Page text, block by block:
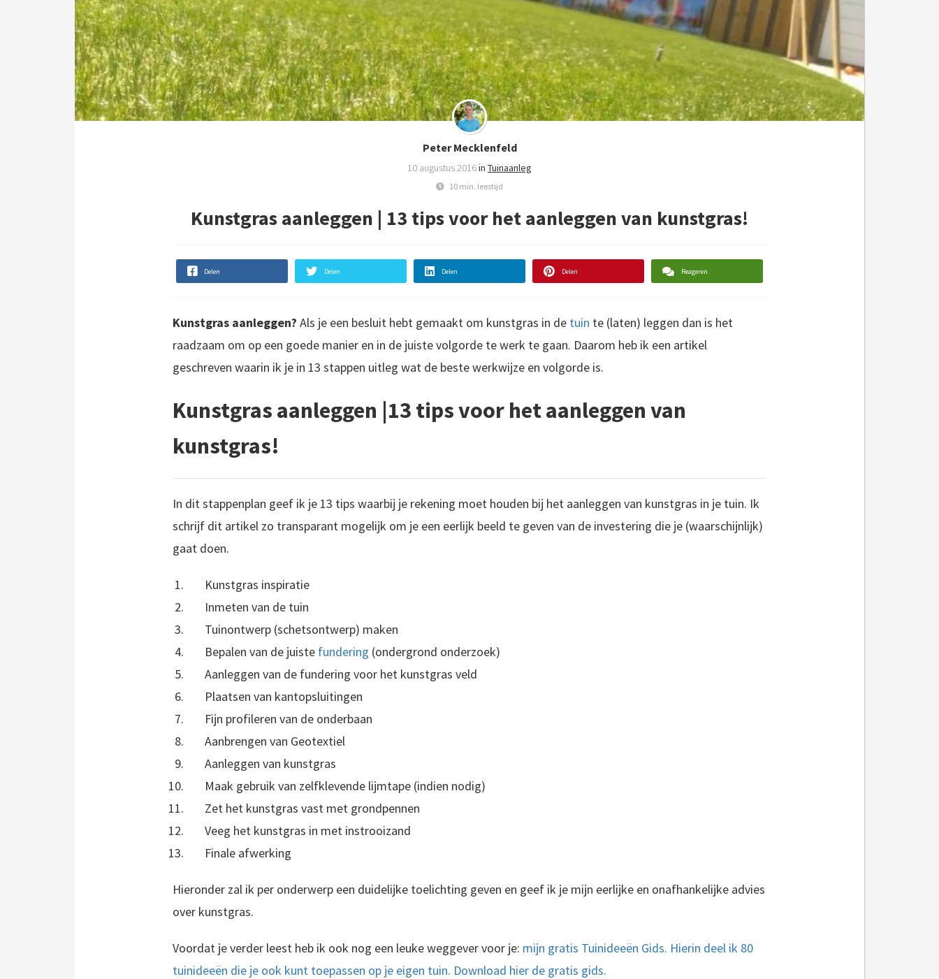
Peter Mecklenfeld
10 augustus 2016in Tuinaanleg
10 min. leestijd
Kunstgras aanleggen | 13 tips voor het aanleggen van kunstgras!
Delen Delen Delen Delen Reageren
Kunstgras aanleggen? Als je een besluit hebt gemaakt om kunstgras in de tuin te (laten) leggen dan is het
raadzaam om op een goede manier en in de juiste volgorde te werk te gaan. Daarom heb ik een artikel
geschreven waarin ik je in 13 stappen uitleg wat de beste werkwijze en volgorde is.
Kunstgras aanleggen |13 tips voor het aanleggen van
kunstgras!
In dit stappenplan geef ik je 13 tips waarbij je rekening moet houden bij het aanleggen van kunstgras in je tuin. Ik
schrijf dit artikel zo transparant mogelijk om je een eerlijk beeld te geven van de investering die je (waarschijnlijk)
gaat doen.
Kunstgras inspiratie
Inmeten van de tuin
Tuinontwerp (schetsontwerp) maken
Bepalen van de juiste fundering (ondergrond onderzoek)
Aanleggen van de fundering voor het kunstgras veld
Plaatsen van kantopsluitingen
Fijn profileren van de onderbaan
Aanbrengen van Geotextiel
Aanleggen van kunstgras
Maak gebruik van zelfklevende lijmtape (indien nodig)
Zet het kunstgras vast met grondpennen
Veeg het kunstgras in met instrooizand
Finale afwerking
Hieronder zal ik per onderwerp een duidelijke toelichting geven en geef ik je mijn eerlijke en onafhankelijke advies
over kunstgras.
Voordat je verder leest heb ik ook nog een leuke weggever voor je: mijn gratis Tuinideeën Gids. Hierin deel ik 80
tuinideeën die je ook kunt toepassen op je eigen tuin. Download hier de gratis gids.